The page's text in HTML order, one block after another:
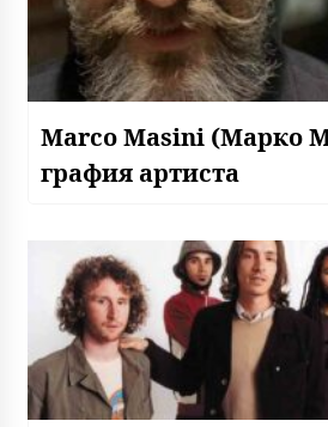
Marco Masini (Марко
графия артиста